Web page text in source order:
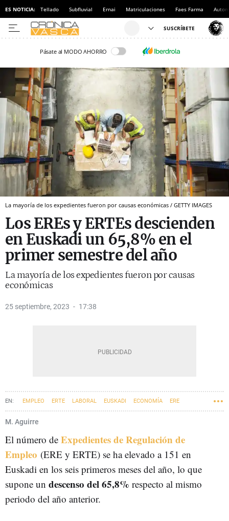
ES NOTICIA: Tellado Subfluvial Ernai Matriculaciones Faes Farma
Pásate al MODO AHORRO
La mayoría de los expedientes fueron por causas económicas / GETTY IMAGES
Los EREs y ERTEs descienden
en Euskadi un 65,8% en el
primer semestre del año
La mayoría de los expedientes fueron por causas
económicas
25 septiembre, 2023 17:38
EMPLEO ERTE LABORAL EUSKADI ECONOMÍA ERE
M. Aguirre
El número de Expedientes de Regulación de
Empleo (ERE y ERTE) se ha elevado a 151 en
Euskadi en los seis primeros meses del año, lo que
supone un descenso del 65,8% respecto al mismo
periodo del año anterior.